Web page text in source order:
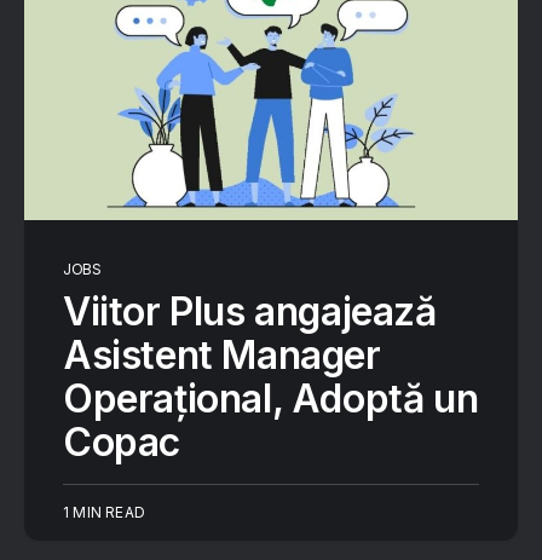
JOBS
Viitor Plus angajează
Asistent Manager
Operațional, Adoptă un
Copac
1 MIN READ